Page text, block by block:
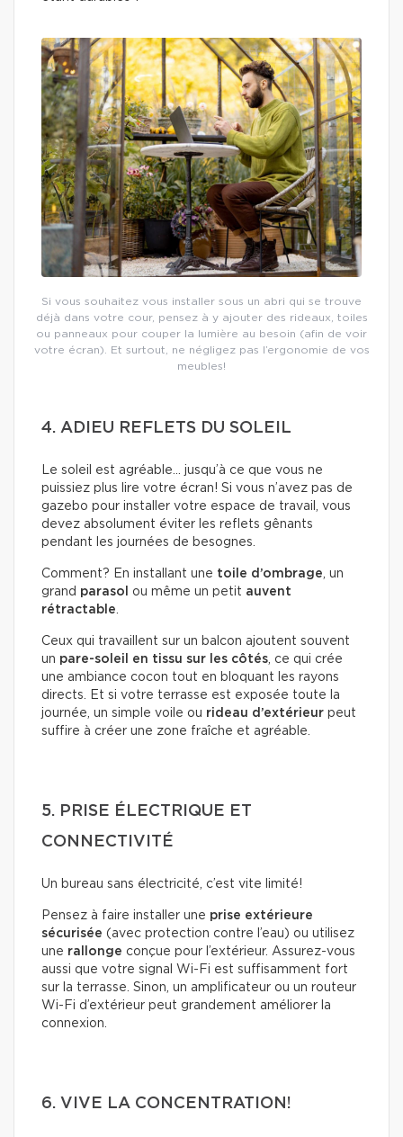
Si vous souhaitez vous installer sous un abri qui se trouve
déjà dans votre cour, pensez à y ajouter des rideaux, toiles
ou panneaux pour couper la lumière au besoin (afin de voir
votre écran). Et surtout, ne négligez pas l’ergonomie de vos
meubles!
4. ADIEU REFLETS DU SOLEIL
Le soleil est agréable… jusqu’à ce que vous ne
puissiez plus lire votre écran! Si vous n’avez pas de
gazebo pour installer votre espace de travail, vous
devez absolument éviter les reflets gênants
pendant les journées de besognes.
Comment? En installant une toile d’ombrage, un
grand parasol ou même un petit auvent
rétractable.
Ceux qui travaillent sur un balcon ajoutent souvent
un pare-soleil en tissu sur les côtés, ce qui crée
une ambiance cocon tout en bloquant les rayons
directs. Et si votre terrasse est exposée toute la
journée, un simple voile ou rideau d’extérieur peut
suffire à créer une zone fraîche et agréable.
5. PRISE ÉLECTRIQUE ET
CONNECTIVITÉ
Un bureau sans électricité, c’est vite limité!
Pensez à faire installer une prise extérieure
sécurisée (avec protection contre l’eau) ou utilisez
une rallonge conçue pour l’extérieur. Assurez-vous
aussi que votre signal Wi-Fi est suffisamment fort
sur la terrasse. Sinon, un amplificateur ou un routeur
Wi-Fi d’extérieur peut grandement améliorer la
connexion.
6. VIVE LA CONCENTRATION!